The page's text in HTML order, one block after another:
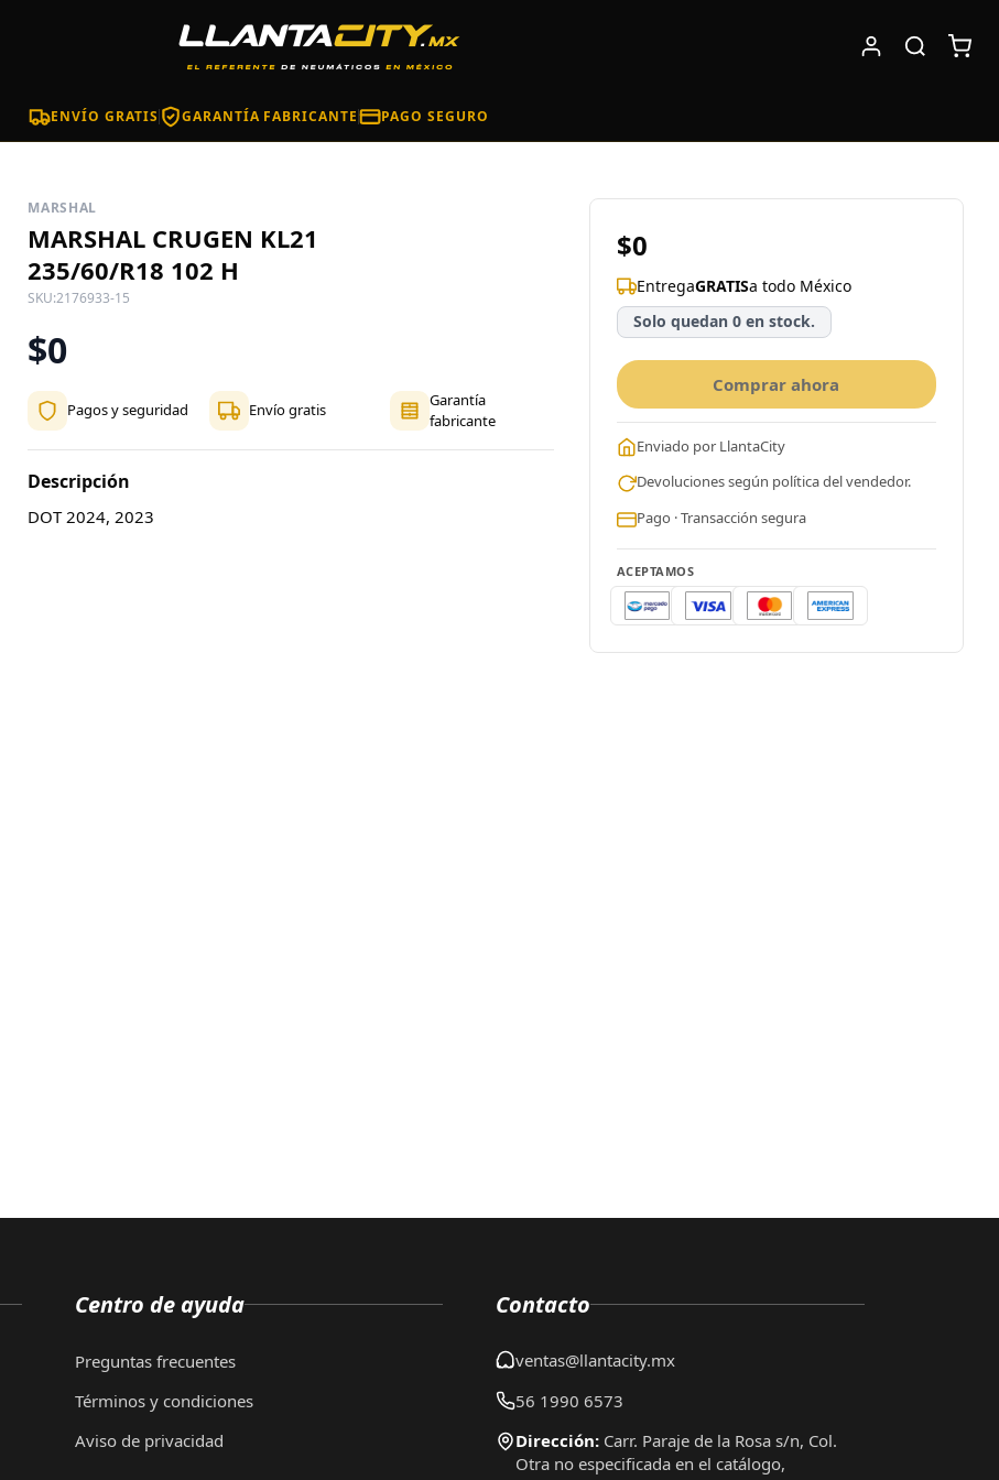
ENVÍO GRATIS GARANTÍA FABRICANTE PAGO SEGURO
MARSHAL
MARSHAL CRUGEN KL21
235/60/R18 102 H
SKU:2176933-15
$0
Pagos y seguridad Envío gratis
Garantía
fabricante
Descripción
DOT 2024, 2023
$0
EntregaGRATISa todo México
Solo quedan 0 en stock.
Comprar ahora
Enviado por LlantaCity
Devoluciones según política del vendedor.
Pago · Transacción segura
ACEPTAMOS
Centro de ayuda
Preguntas frecuentes
Términos y condiciones
Aviso de privacidad
Contacto
ventas@llantacity.mx
56 1990 6573
Dirección: Carr. Paraje de la Rosa s/n, Col.
Otra no especificada en el catálogo,